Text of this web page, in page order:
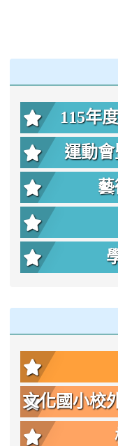
115年
運動
文化國小校